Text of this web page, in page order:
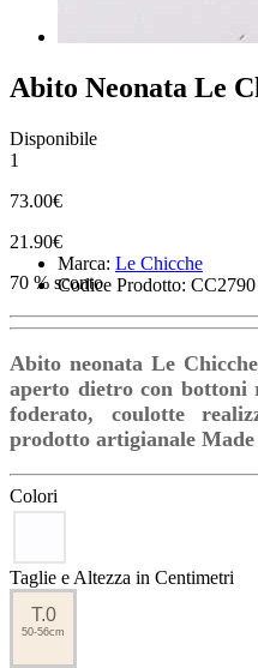
Abito Neonata Le
Disponibile
1
73.00€
21.90€
70 % sconto
Marca: Le Chicche
Codice Prodotto: CC2790
Abito neonata Le
aperto dietro con bottoni
foderato, coulotte
prodotto artigianale
Colori
Taglie e Altezza in Centimetri
T.0
50-56cm